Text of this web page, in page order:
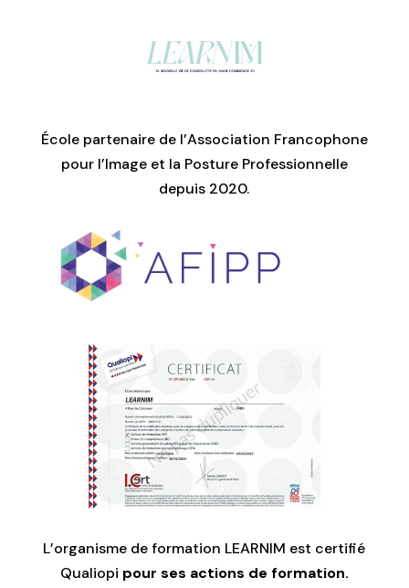
École partenaire de l’Association Francophone
pour l’Image et la Posture Professionnelle
depuis 2020.
L’organisme de formation LEARNIM est certifié
Qualiopi pour ses actions de formation.